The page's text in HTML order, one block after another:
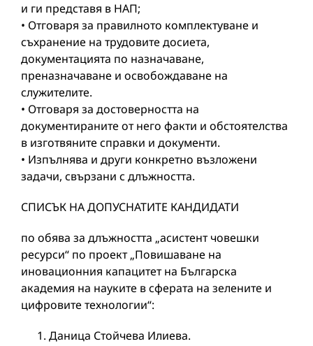
и ги представя в НАП;
• Отговаря за правилното комплектуване и
съхранение на трудовите досиета,
документацията по назначаванe,
преназначаване и освобождаване на
служителите.
• Отговаря за достоверността на
документираните от него факти и обстоятелства
в изготвяните справки и документи.
• Изпълнява и други конкретно възложени
задачи, свързани с длъжността.
СПИСЪК НА ДОПУСНАТИТЕ КАНДИДАТИ
по обява за длъжността „асистент човешки
ресурси“ по проект „Повишаване на
иновационния капацитет на Българска
академия на науките в сферата на зелените и
цифровите технологии“:
Даница Стойчева Илиева.